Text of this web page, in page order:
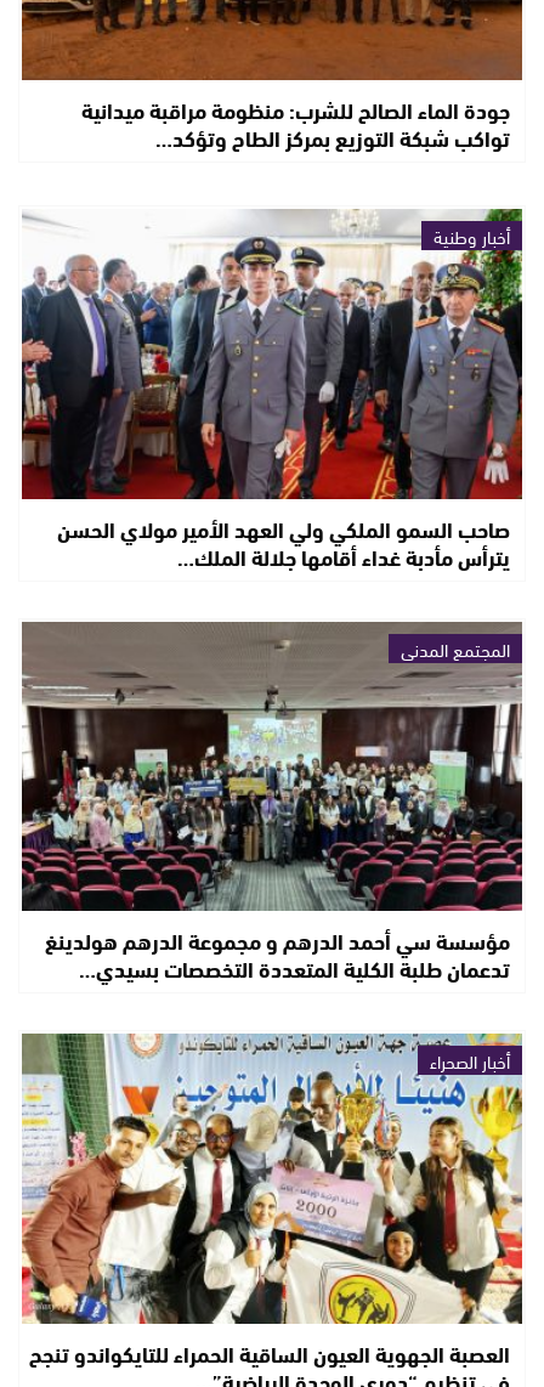
جودة الماء الصالح للشرب: منظومة مراقبة ميدانية
تواكب شبكة التوزيع بمركز الطاح وتؤكد…
أخبار وطنية
صاحب السمو الملكي ولي العهد الأمير مولاي الحسن
يترأس مأدبة غداء أقامها جلالة الملك…
المجتمع المدني
مؤسسة سي أحمد الدرهم و مجموعة الدرهم هولدينغ
تدعمان طلبة الكلية المتعددة التخصصات بسيدي…
أخبار الصحراء
العصبة الجهوية العيون الساقية الحمراء للتايكواندو تنجح